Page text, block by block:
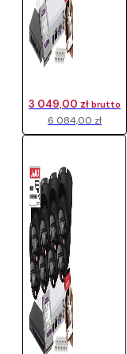
6 084,00 zł
3 049,00 zł brutto